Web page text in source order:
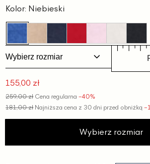
Kolor: Niebieski
Wybierz rozmiar
Cena
promocyjna
155,00 zł
259,00 zł Cena regularna −40%
181,00 złNajniższa cena z 30 dni przed obniżką
Wybierz rozmiar